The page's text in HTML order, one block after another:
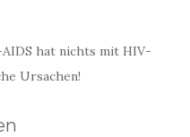
hat nichts mit HIV-
Ursachen!